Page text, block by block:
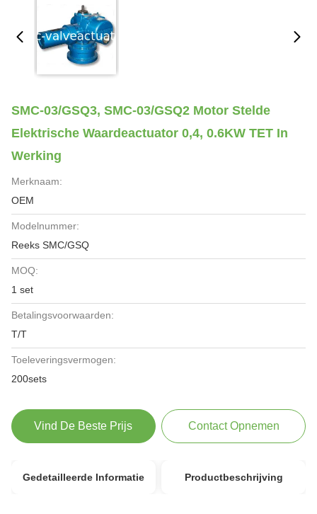
SMC-03/GSQ3, SMC-03/GSQ2 Motor Stelde
Elektrische Waardeactuator 0,4, 0.6KW TET In
Werking
Merknaam:
OEM
Modelnummer:
Reeks SMC/GSQ
MOQ:
1 set
Betalingsvoorwaarden:
T/T
Toeleveringsvermogen:
200sets
Vind De Beste Prijs Contact Opnemen
Gedetailleerde Informatie Productbeschrijving